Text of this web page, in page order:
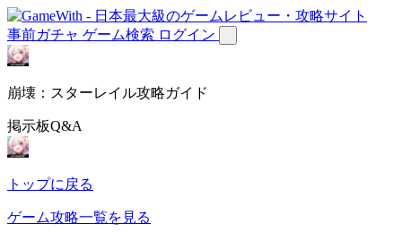
事前ガチャ ゲーム検索 ログイン
崩壊：スターレイル攻略ガイド
掲示板Q&A
トップに戻る
ゲーム攻略一覧を見る